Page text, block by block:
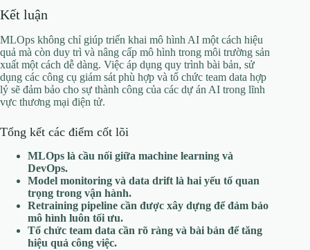
Kết luận
MLOps không chỉ giúp triển khai mô hình AI một cách hiệu
quả mà còn duy trì và nâng cấp mô hình trong môi trường sản
xuất một cách dễ dàng. Việc áp dụng quy trình bài bản, sử
dụng các công cụ giám sát phù hợp và tổ chức team data hợp
lý sẽ đảm bảo cho sự thành công của các dự án AI trong lĩnh
vực thương mại điện tử.
Tổng kết các điểm cốt lõi
MLOps là cầu nối giữa machine learning và
DevOps.
Model monitoring và data drift là hai yếu tố quan
trọng trong vận hành.
Retraining pipeline cần được xây dựng để đảm bảo
mô hình luôn tối ưu.
Tổ chức team data cần rõ ràng và bài bản để tăng
hiệu quả công việc.